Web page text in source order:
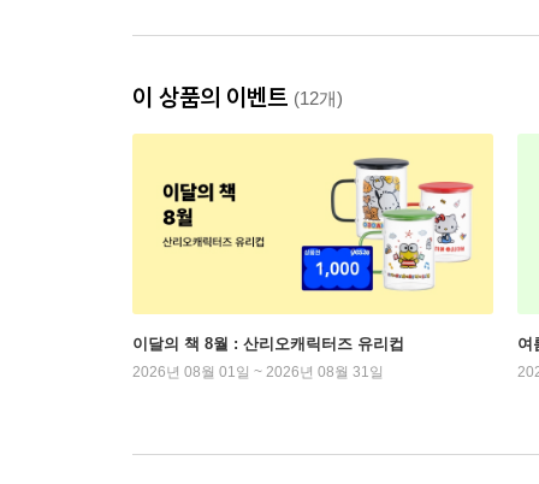
이 상품의 이벤트 (12개)
이달의 책 8월 : 산리오캐릭터즈 유리컵
2026년 08월 01일 ~ 2026년 08월 31일
여